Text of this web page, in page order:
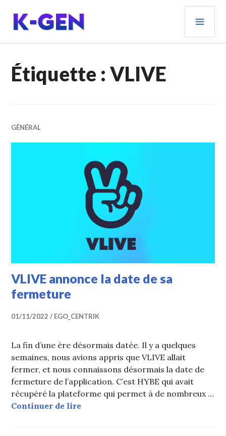
contenu
principal
K-GEN
Étiquette :VLIVE
GÉNÉRAL
VLIVE annonce la date de sa
fermeture
01/11/2022 EGO_CENTRIK
La fin d’une ère désormais datée. Il y a quelques
semaines, nous avions appris que VLIVE allait
fermer, et nous connaissons désormais la date de
fermeture de l’application. C’est HYBE qui avait
récupéré la plateforme qui permet à de nombreux …
Continuer de lireVLIVE annonce la date de sa